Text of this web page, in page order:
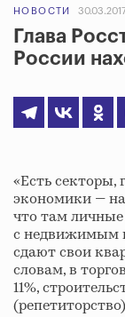
НОВОСТИ
Глава
России
«Есть секторы,
экономики —
что там
с недвижимым
сдают свои
словам, в
11%,